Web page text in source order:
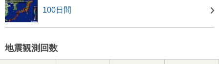
100日間
地震観測回数